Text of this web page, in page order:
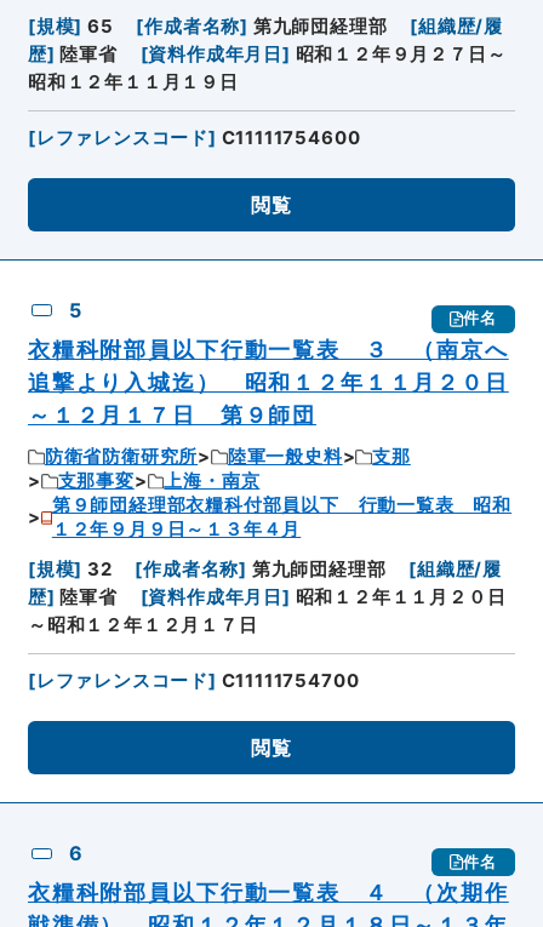
[規模] 65 [作成者名称] 第九師団経理部 [組織歴/履
歴] 陸軍省 [資料作成年月日] 昭和１２年９月２７日～
昭和１２年１１月１９日
[レファレンスコード] C11111754600
閲覧
5 件名
衣糧科附部員以下行動一覧表 ３ （南京へ
追撃より入城迄） 昭和１２年１１月２０日
～１２月１７日 第９師団
防衛省防衛研究所 陸軍一般史料
支那
支那事変
上海・南京
第９師団経理部衣糧科付部員以下 行動一覧表 昭和
１２年９月９日～１３年４月
[規模] 32 [作成者名称] 第九師団経理部 [組織歴/履
歴] 陸軍省 [資料作成年月日] 昭和１２年１１月２０日
～昭和１２年１２月１７日
[レファレンスコード] C11111754700
閲覧
6 件名
衣糧科附部員以下行動一覧表 ４ （次期作